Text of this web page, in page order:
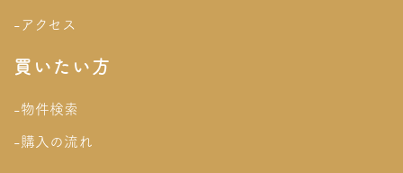
-アクセス
買いたい方
-物件検索
-購入の流れ